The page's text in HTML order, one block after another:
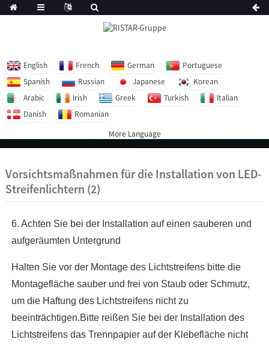
English French German
Portuguese
Spanish
Russian Japanese
Korean
Arabic
Irish Greek Turkish
Italian
Danish
Romanian
More Language
Vorsichtsmaßnahmen für die Installation von LED-
Streifenlichtern (2)
6. Achten Sie bei der Installation auf einen sauberen und
aufgeräumten Untergrund
Halten Sie vor der Montage des Lichtstreifens bitte die
Montagefläche sauber und frei von Staub oder Schmutz,
um die Haftung des Lichtstreifens nicht zu
beeinträchtigen.Bitte reißen Sie bei der Installation des
Lichtstreifens das Trennpapier auf der Klebefläche nicht